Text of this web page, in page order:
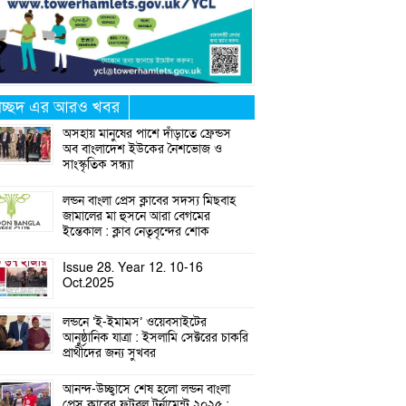
এর আরও খবর
অসহায় মানুষের পাশে দাঁড়াতে ফ্রেন্ডস
অব বাংলাদেশ ইউকের নৈশভোজ ও
সাংস্কৃতিক সন্ধ্যা
লন্ডন বাংলা প্রেস ক্লাবের সদস্য মিছবাহ
জামালের মা হুসনে আরা বেগমের
ইন্তেকাল : ক্লাব নেতৃবৃন্দের শোক
Issue 28. Year 12. 10-16
Oct.2025
লন্ডনে ‘ই-ইমামস’ ওয়েবসাইটের
আনুষ্ঠানিক যাত্রা : ইসলামি সেক্টরের চাকরি
প্রার্থীদের জন্য সুখবর
আনন্দ-উচ্ছ্বাসে শেষ হলো লন্ডন বাংলা